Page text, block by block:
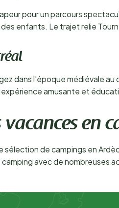
pour un parcours
enfants. Le trajet relie
dans l’époque médiévale
amusante et
vacances en
sélection de campings en
avec de nombreuses